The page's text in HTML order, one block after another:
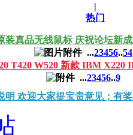
|
热门
装真品无线鼠标 庆祝论坛新
...23456..54
T420 W520 新款 IBM X220
...23456..9
明 欢迎大家提宝贵意见；有